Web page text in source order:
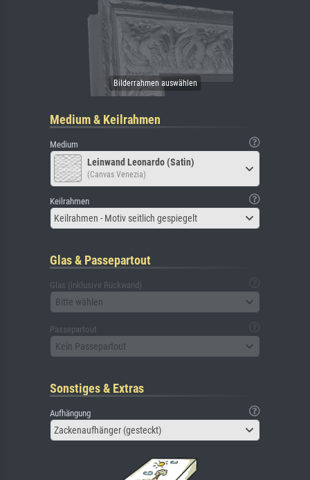
Medium & Keilrahmen
Medium
Leinwand Leonardo (Satin)
(Canvas Venezia)
Keilrahmen
Keilrahmen - Motiv seitlich gespiegelt
Glas & Passepartout
Glas (inklusive Rückwand)
Bitte wählen
Passepartout
Kein Passepartout
Sonstiges & Extras
Aufhängung
Zackenaufhänger (gesteckt)